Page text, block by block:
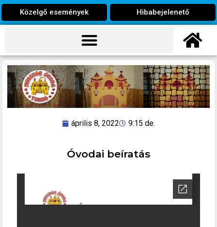
Közelgő események Hibabejelenető
április 8, 2022 9:15 de.
Óvodai beíratás